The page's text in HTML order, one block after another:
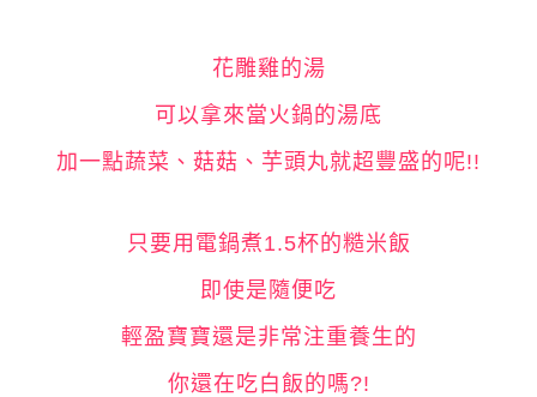
花雕雞的湯
可以拿來當火鍋的湯底
加一點蔬菜、菇菇、芋頭丸就超豐盛的呢!!
只要用電鍋煮1.5杯的糙米飯
即使是隨便吃
輕盈寶寶還是非常注重養生的
你還在吃白飯的嗎?!